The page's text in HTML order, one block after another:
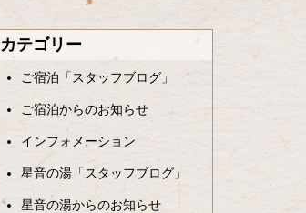
カテゴリー
ご宿泊「スタッフブログ」
ご宿泊からのお知らせ
インフォメーション
星音の湯「スタッフブログ」
星音の湯からのお知らせ